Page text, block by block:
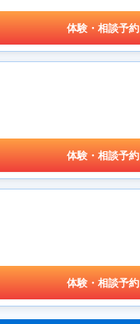
体験・相談予約
体験・相談予約
体験・相談予約